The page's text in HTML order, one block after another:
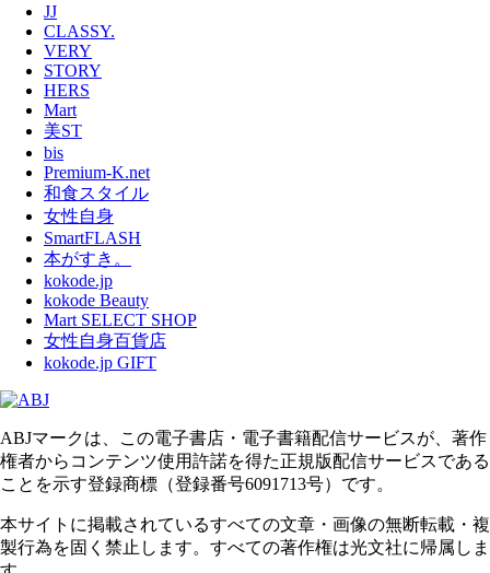
JJ
CLASSY.
VERY
STORY
HERS
Mart
美ST
bis
Premium-K.net
和食スタイル
女性自身
SmartFLASH
本がすき。
kokode.jp
kokode Beauty
Mart SELECT SHOP
女性自身百貨店
kokode.jp GIFT
ABJマークは、この電子書店・電子書籍配信サービスが、著作
権者からコンテンツ使用許諾を得た正規版配信サービスである
ことを示す登録商標（登録番号6091713号）です。
本サイトに掲載されているすべての文章・画像の無断転載・複
製行為を固く禁止します。すべての著作権は光文社に帰属しま